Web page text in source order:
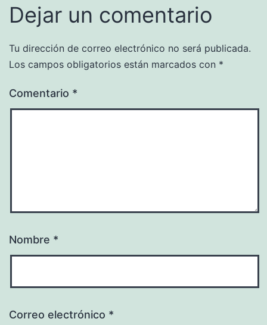
Dejar un comentario
Tu dirección de correo electrónico no será publicada.
Los campos obligatorios están marcados con *
Comentario *
Nombre *
Correo electrónico *